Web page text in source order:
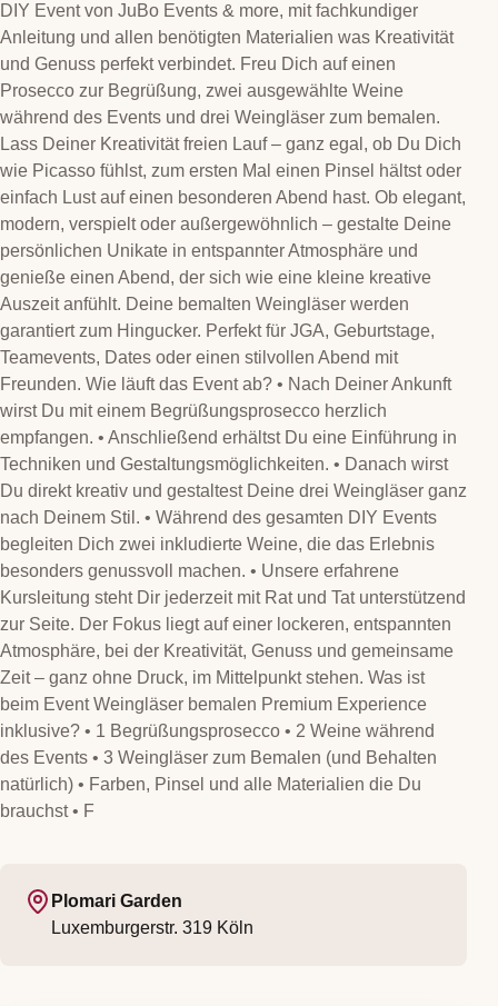
DIY Event von JuBo Events & more, mit fachkundiger
Anleitung und allen benötigten Materialien was Kreativität
und Genuss perfekt verbindet. Freu Dich auf einen
Prosecco zur Begrüßung, zwei ausgewählte Weine
während des Events und drei Weingläser zum bemalen.
Lass Deiner Kreativität freien Lauf – ganz egal, ob Du Dich
wie Picasso fühlst, zum ersten Mal einen Pinsel hältst oder
einfach Lust auf einen besonderen Abend hast. Ob elegant,
modern, verspielt oder außergewöhnlich – gestalte Deine
persönlichen Unikate in entspannter Atmosphäre und
genieße einen Abend, der sich wie eine kleine kreative
Auszeit anfühlt. Deine bemalten Weingläser werden
garantiert zum Hingucker. Perfekt für JGA, Geburtstage,
Teamevents, Dates oder einen stilvollen Abend mit
Freunden. Wie läuft das Event ab? • Nach Deiner Ankunft
wirst Du mit einem Begrüßungsprosecco herzlich
empfangen. • Anschließend erhältst Du eine Einführung in
Techniken und Gestaltungsmöglichkeiten. • Danach wirst
Du direkt kreativ und gestaltest Deine drei Weingläser ganz
nach Deinem Stil. • Während des gesamten DIY Events
begleiten Dich zwei inkludierte Weine, die das Erlebnis
besonders genussvoll machen. • Unsere erfahrene
Kursleitung steht Dir jederzeit mit Rat und Tat unterstützend
zur Seite. Der Fokus liegt auf einer lockeren, entspannten
Atmosphäre, bei der Kreativität, Genuss und gemeinsame
Zeit – ganz ohne Druck, im Mittelpunkt stehen. Was ist
beim Event Weingläser bemalen Premium Experience
inklusive? • 1 Begrüßungsprosecco • 2 Weine während
des Events • 3 Weingläser zum Bemalen (und Behalten
natürlich) • Farben, Pinsel und alle Materialien die Du
brauchst • F
Plomari Garden
Luxemburgerstr. 319 Köln